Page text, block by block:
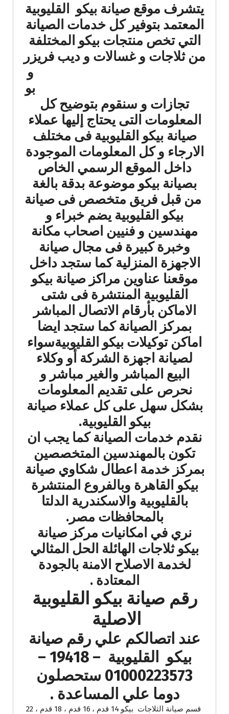
يتشرف موقع صيانة بيكو القليوبية
المعتمد بتوفير كل خدمات الصيانة
التي تخص منتجات بيكو المختلفة
من ثلاجات و غسالات و ديب فريزر
و
بو
تجازات و سنقوم بتوضيح كل
المعلومات التى يحتاج إليها عملاء
صيانة بيكو القليوبية فى مختلف
الارجاء و كل المعلومات الموجودة
داخل الموقع الرسمي الخاص
بصيانة بيكو موضوعة بدقة بالغة
من قبل فريق متخصص فى صيانة
بيكو القليوبية يضم خبراء و
مهندسين و فنيين اصحاب مكانة
وخبرة كبيرة فى مجال صيانة
الاجهزة المنزلية كما ستجد داخل
موقعنا عناوين مراكز صيانة بيكو
القليوبية المنتشرة فى شتى
الاماكن بأرقام الاتصال المباشر
بمركز الصيانة كما ستجد ايضا
اماكن توكيلات بيكو القليوبيةسواء
لصيانة اجهزة الشركة أو وكلاء
البيع المباشر والغير مباشر و
نحرص على تقديم المعلومات
بشكل سهل على كل عملاء صيانة
بيكو القليوبية.
نقدم خدمات الصيانة كما يجب ان
تكون بالمهندسين المتخصصين
بمركز خدمة اعطال شكاوي صيانة
بيكو القاهرة وبالفروع المنتشرة
بالقليوبية والاسكندرية الدلتا
بالمحافظات مصر.
نري في امكانيات مركز صيانة
بيكو ثلاجات الهائلة الحل المثالي
لخدمة الاصلاح الامنة بالجودة
المعتادة .
رقم صيانة بيكو القليوبية
الاصلية
عند اتصالكم علي رقم صيانة
بيكو القليوبية – 19418 –
01000223573 ستحصلون
دوما علي المساعدة .
قسم صيانة الثلاجات بيكو 14 قدم ، 16 قدم ، 18 قدم ، 22